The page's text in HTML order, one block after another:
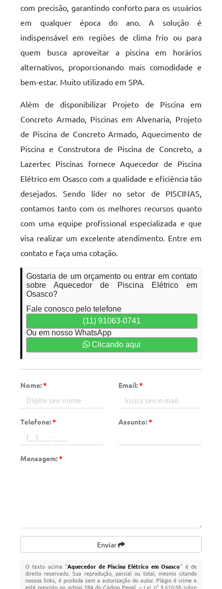
com precisão, garantindo conforto para os usuários
em qualquer época do ano. A solução é
indispensável em regiões de clima frio ou para
quem busca aproveitar a piscina em horários
alternativos, proporcionando mais comodidade e
bem-estar. Muito utilizado em SPA.
Além de disponibilizar Projeto de Piscina em
Concreto Armado, Piscinas em Alvenaria, Projeto
de Piscina de Concreto Armado, Aquecimento de
Piscina e Construtora de Piscina de Concreto, a
Lazertec Piscinas fornece Aquecedor de Piscina
Elétrico em Osasco com a qualidade e eficiência tão
desejados. Sendo líder no setor de PISCINAS,
contamos tanto com os melhores recursos quanto
com uma equipe profissional especializada e que
visa realizar um excelente atendimento. Entre em
contato e faça uma cotação.
Gostaria de um orçamento ou entrar em contato
sobre Aquecedor de Piscina Elétrico em
Osasco?
Fale conosco pelo telefone
(11) 91063-0741
Ou em nosso WhatsApp
Clicando aqui
Nome:* Email:*
Telefone:* Assunto:*
Mensagem:*
Enviar
O texto acima "Aquecedor de Piscina Elétrico em Osasco" é de
direito reservado. Sua reprodução, parcial ou total, mesmo citando
nossos links, é proibida sem a autorização do autor. Plágio é crime e
está previsto no artigo 184 do Código Penal. – Lei n° 9.610-98 sobre